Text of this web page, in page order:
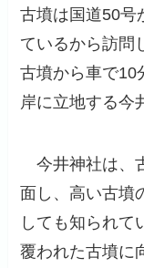
古墳は国道50号
ているから訪問
古墳から車で10
岸に立地する今
今井神社は、
面し、高い古墳
しても知られて
覆われた古墳に